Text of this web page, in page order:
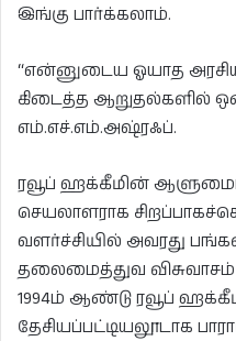
இங்கு பார்க்கலாம்.
“என்னுடைய ஓயாத
கிடைத்த ஆறுதல்களில்
எம்.எச்.எம்.அஷ்ரஃப்.
ரவூப் ஹக்கீமின்
செயலாளராக
வளர்ச்சியில் அவரது
தலைமைத்துவ
1994ம் ஆண்டு ரவூப்
தேசியப்பட்டியலூடாக